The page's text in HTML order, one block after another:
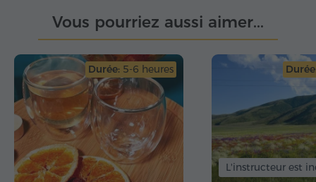
Vous pourriez aussi aimer...
Durée: 5-6 heures
L'instructeur est